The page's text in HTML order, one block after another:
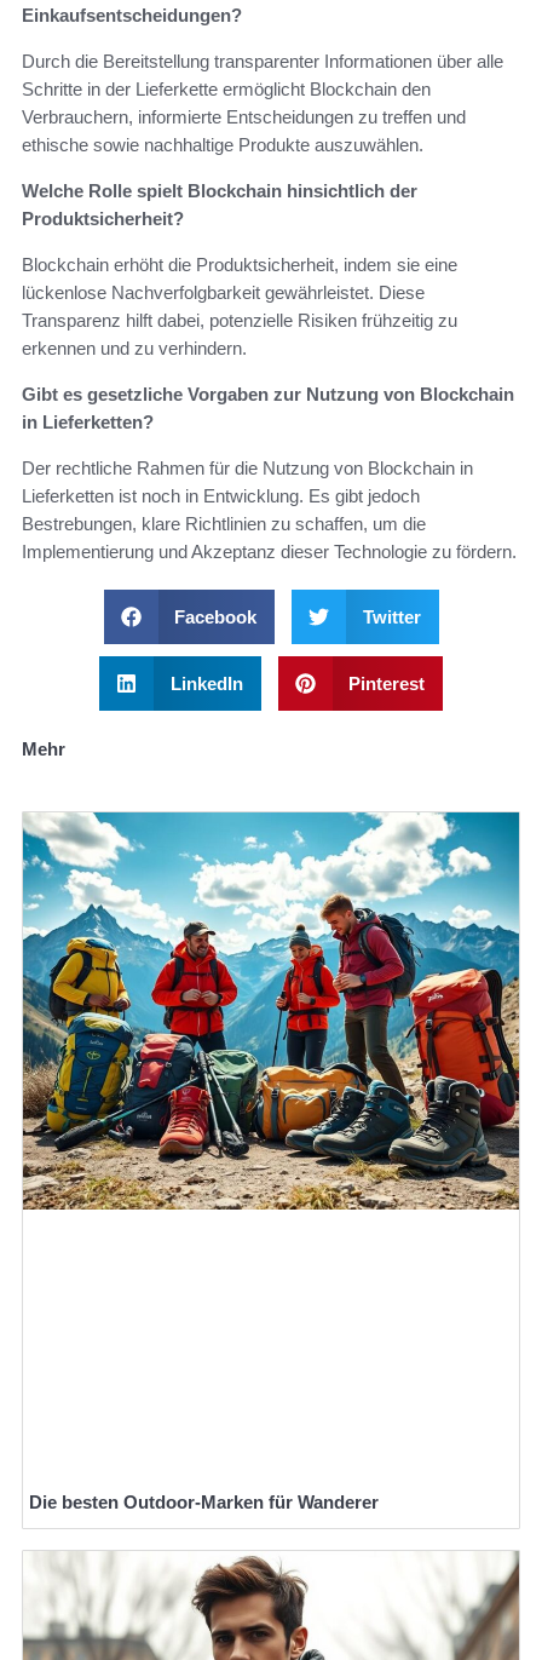
Einkaufsentscheidungen?
Durch die Bereitstellung transparenter Informationen über alle
Schritte in der Lieferkette ermöglicht Blockchain den
Verbrauchern, informierte Entscheidungen zu treffen und
ethische sowie nachhaltige Produkte auszuwählen.
Welche Rolle spielt Blockchain hinsichtlich der
Produktsicherheit?
Blockchain erhöht die Produktsicherheit, indem sie eine
lückenlose Nachverfolgbarkeit gewährleistet. Diese
Transparenz hilft dabei, potenzielle Risiken frühzeitig zu
erkennen und zu verhindern.
Gibt es gesetzliche Vorgaben zur Nutzung von Blockchain
in Lieferketten?
Der rechtliche Rahmen für die Nutzung von Blockchain in
Lieferketten ist noch in Entwicklung. Es gibt jedoch
Bestrebungen, klare Richtlinien zu schaffen, um die
Implementierung und Akzeptanz dieser Technologie zu fördern.
Facebook Twitter
LinkedIn Pinterest
Mehr
Die besten Outdoor-Marken für Wanderer